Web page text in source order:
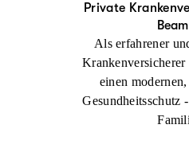
Private
Als erfahrener
einen
Gesundheitsschutz